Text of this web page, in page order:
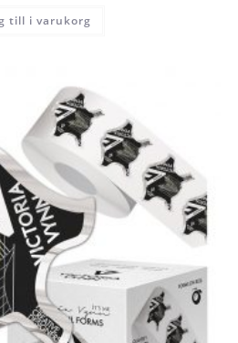
till i varukorg